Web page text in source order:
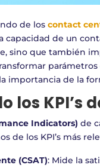
de loscontact
capacidad de un
sino que también
importancia de la
los KPI’s
Indicators) de
de los KPI’s más
(CSAT): Mide la